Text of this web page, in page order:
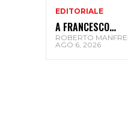
EDITORIALE
A FRANCESCO…
ROBERTO
AGO 6, 2026